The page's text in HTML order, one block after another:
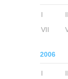
I II
VII
2006
I II